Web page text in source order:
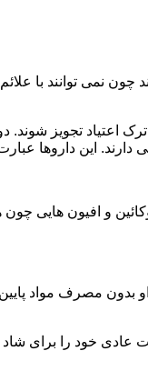
نمی توانند با
اعتیاد تجویز شوند.
این داروها عبارت
و افیون هایی چون
مصرف مواد
خود را برای